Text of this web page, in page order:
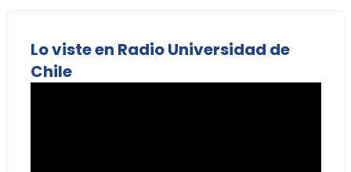
Lo viste en Radio Universidad de
Chile